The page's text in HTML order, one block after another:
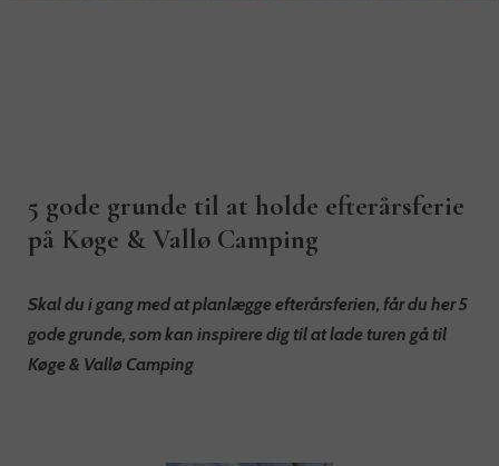
5 gode grunde til at holde efterårsferie
på Køge & Vallø Camping
Skal du i gang med at planlægge efterårsferien, får du her 5
gode grunde, som kan inspirere dig til at lade turen gå til
Køge & Vallø Camping